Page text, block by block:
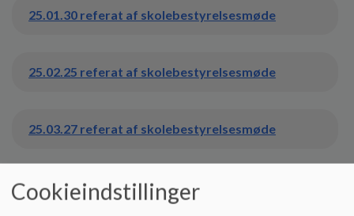
25.01.30 referat af skolebestyrelsesmøde
25.02.25 referat af skolebestyrelsesmøde
25.03.27 referat af skolebestyrelsesmøde
25.04.29 referat af skolebestyrelsesmøde
Cookieindstillinger